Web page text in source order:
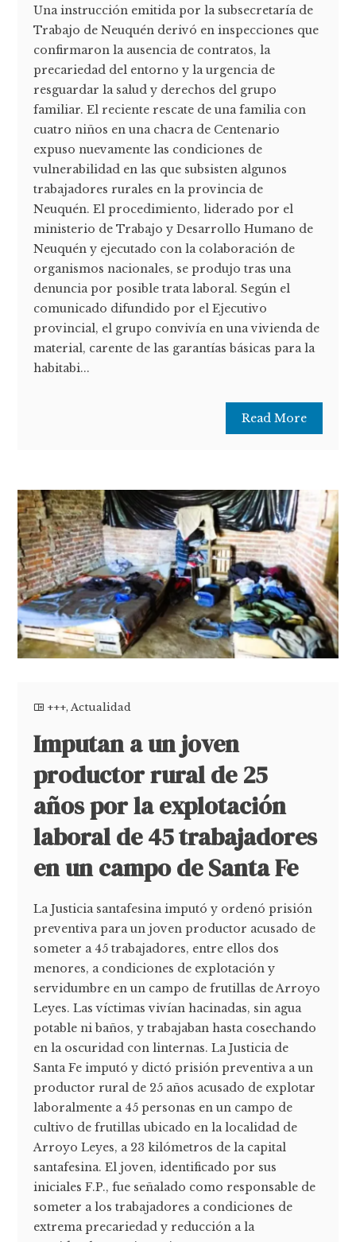
Una instrucción emitida por la subsecretaría de
Trabajo de Neuquén derivó en inspecciones que
confirmaron la ausencia de contratos, la
precariedad del entorno y la urgencia de
resguardar la salud y derechos del grupo
familiar. El reciente rescate de una familia con
cuatro niños en una chacra de Centenario
expuso nuevamente las condiciones de
vulnerabilidad en las que subsisten algunos
trabajadores rurales en la provincia de
Neuquén. El procedimiento, liderado por el
ministerio de Trabajo y Desarrollo Humano de
Neuquén y ejecutado con la colaboración de
organismos nacionales, se produjo tras una
denuncia por posible trata laboral. Según el
comunicado difundido por el Ejecutivo
provincial, el grupo convivía en una vivienda de
material, carente de las garantías básicas para la
habitabi...
Read More
+++,Actualidad
Imputan a un joven
productor rural de 25
años por la explotación
laboral de 45 trabajadores
en un campo de Santa Fe
La Justicia santafesina imputó y ordenó prisión
preventiva para un joven productor acusado de
someter a 45 trabajadores, entre ellos dos
menores, a condiciones de explotación y
servidumbre en un campo de frutillas de Arroyo
Leyes. Las víctimas vivían hacinadas, sin agua
potable ni baños, y trabajaban hasta cosechando
en la oscuridad con linternas. La Justicia de
Santa Fe imputó y dictó prisión preventiva a un
productor rural de 25 años acusado de explotar
laboralmente a 45 personas en un campo de
cultivo de frutillas ubicado en la localidad de
Arroyo Leyes, a 23 kilómetros de la capital
santafesina. El joven, identificado por sus
iniciales F.P., fue señalado como responsable de
someter a los trabajadores a condiciones de
extrema precariedad y reducción a la